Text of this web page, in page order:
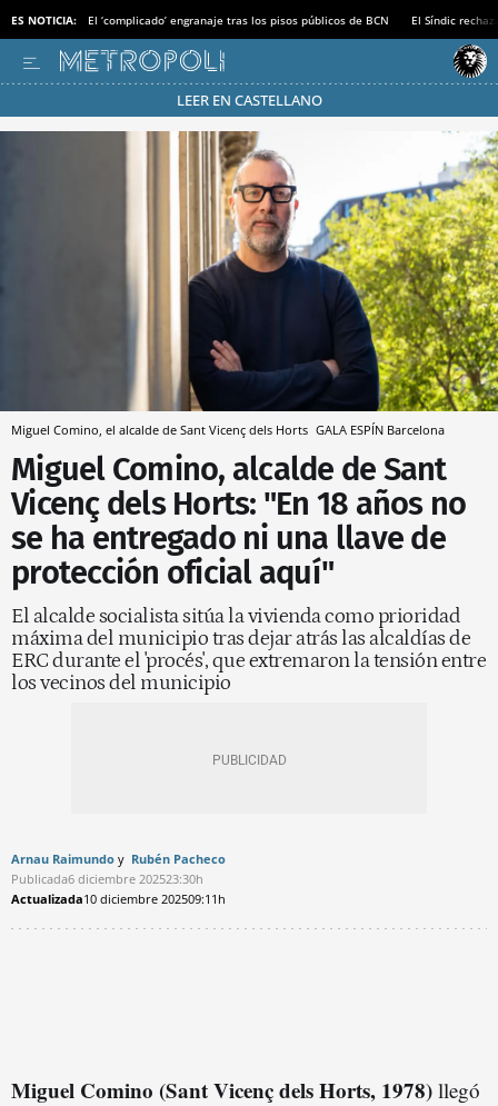
ES NOTICIA: El ‘complicado’ engranaje tras los pisos públicos de BCN El Síndic
LEER EN CASTELLANO
Pásate al MODO AHORRO
Miguel Comino, el alcalde de Sant Vicenç dels Horts GALA ESPÍN Barcelona
Miguel Comino, alcalde de Sant
Vicenç dels Horts: "En 18 años no
se ha entregado ni una llave de
protección oficial aquí"
El alcalde socialista sitúa la vivienda como prioridad
máxima del municipio tras dejar atrás las alcaldías de
ERC durante el 'procés', que extremaron la tensión entre
los vecinos del municipio
Arnau Raimundo
Rubén Pacheco
Publicada6 diciembre 202523:30h
Actualizada10 diciembre 202509:11h
Miguel Comino (Sant Vicenç dels Horts, 1978) llegó